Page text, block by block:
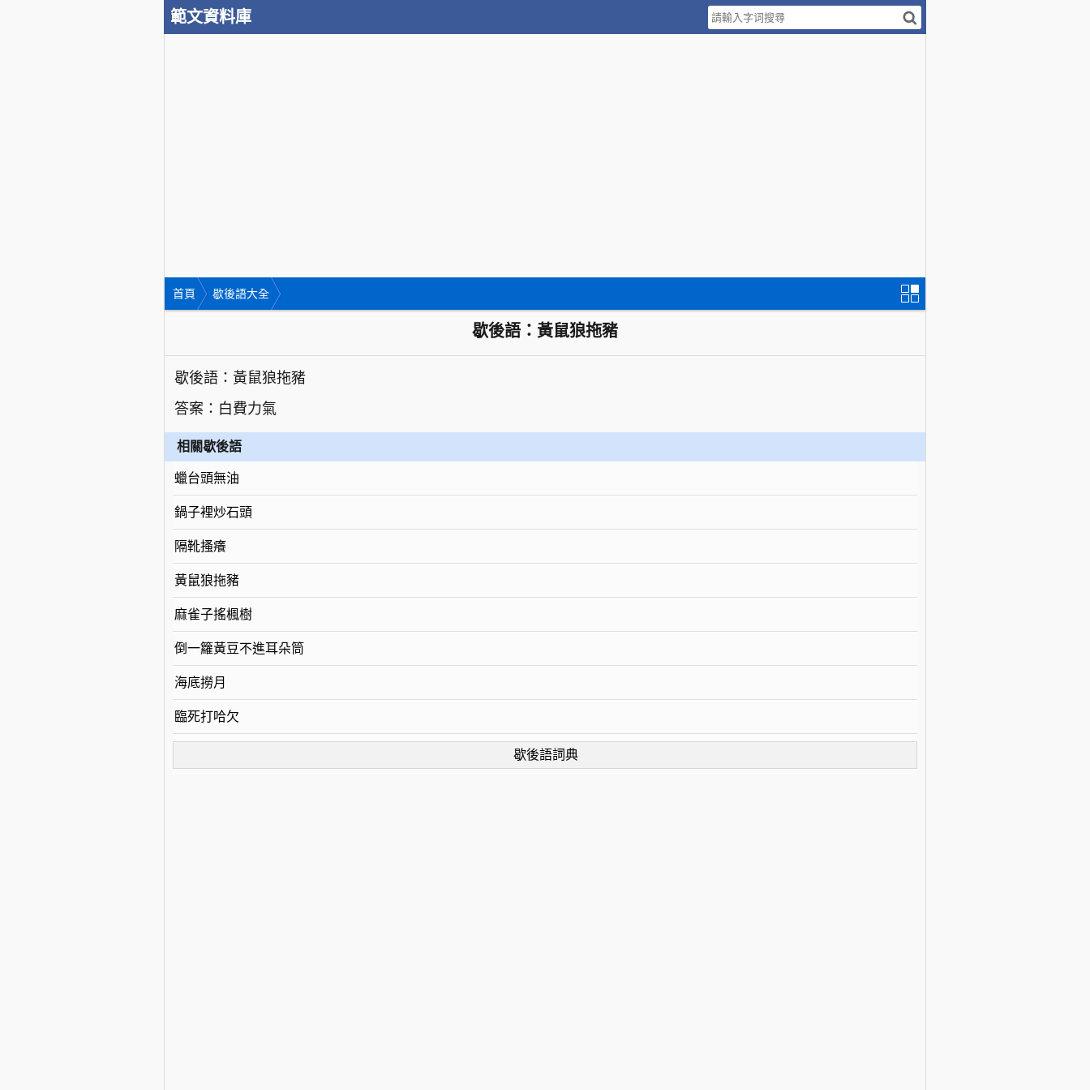
範文資料庫
首頁 歇後語大全
歇後語：黃鼠狼拖豬
歇後語：黃鼠狼拖豬
答案：白費力氣
相關歇後語
蠟台頭無油
鍋子裡炒石頭
隔靴搔癢
黃鼠狼拖豬
麻雀子搖楓樹
倒一籮黃豆不進耳朵筒
海底撈月
臨死打哈欠
歇後語詞典